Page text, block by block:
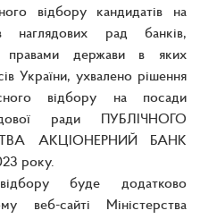
відбору кандидатів на
наглядових рад банків,
правами держави в яких
України, ухвалено рішення
відбору на посади
ради ПУБЛІЧНОГО
АКЦІОНЕРНИЙ БАНК
року.
буде додатково
веб-сайті Міністерства